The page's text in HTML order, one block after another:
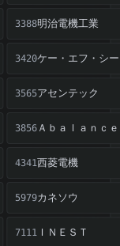
3388明治電機工業
3420ケー・エフ・シー
3565アセンテック
3856 Ａｂａｌａｎｃｅ
4341西菱電機
5979カネソウ
7111 ＩＮＥＳＴ